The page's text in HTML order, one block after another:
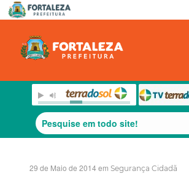
29 de Maio de 2014 em Segurança Cidadã